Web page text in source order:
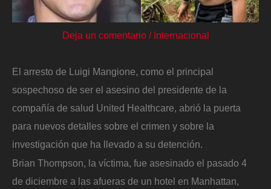
Deja un comentario / Internacional
El arresto de Luigi Mangione, como el principal
sospechoso de ser el asesino del presidente de la
compañía de salud United Healthcare, abrió la puerta
para nuevos detalles sobre el crimen y sobre la
investigación que ha llevado a su detención.
Brian Thompson, la víctima, fue asesinado el pasado 4
de diciembre a las afueras de un hotel en Manhattan,